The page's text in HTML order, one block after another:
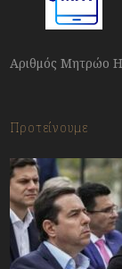
Αριθμός Μητρώο
Προτείνουμε